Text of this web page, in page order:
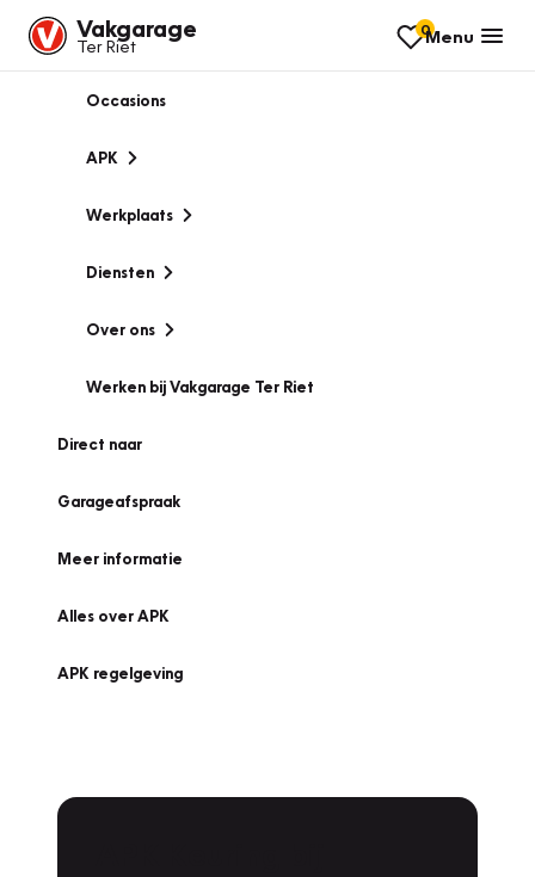
Vakgarage
Ter Riet
0Menu
Occasions
APK
Werkplaats
Diensten
Over ons
Werken bij Vakgarage Ter Riet
Direct naar
Garageafspraak
Meer informatie
Alles over APK
APK regelgeving